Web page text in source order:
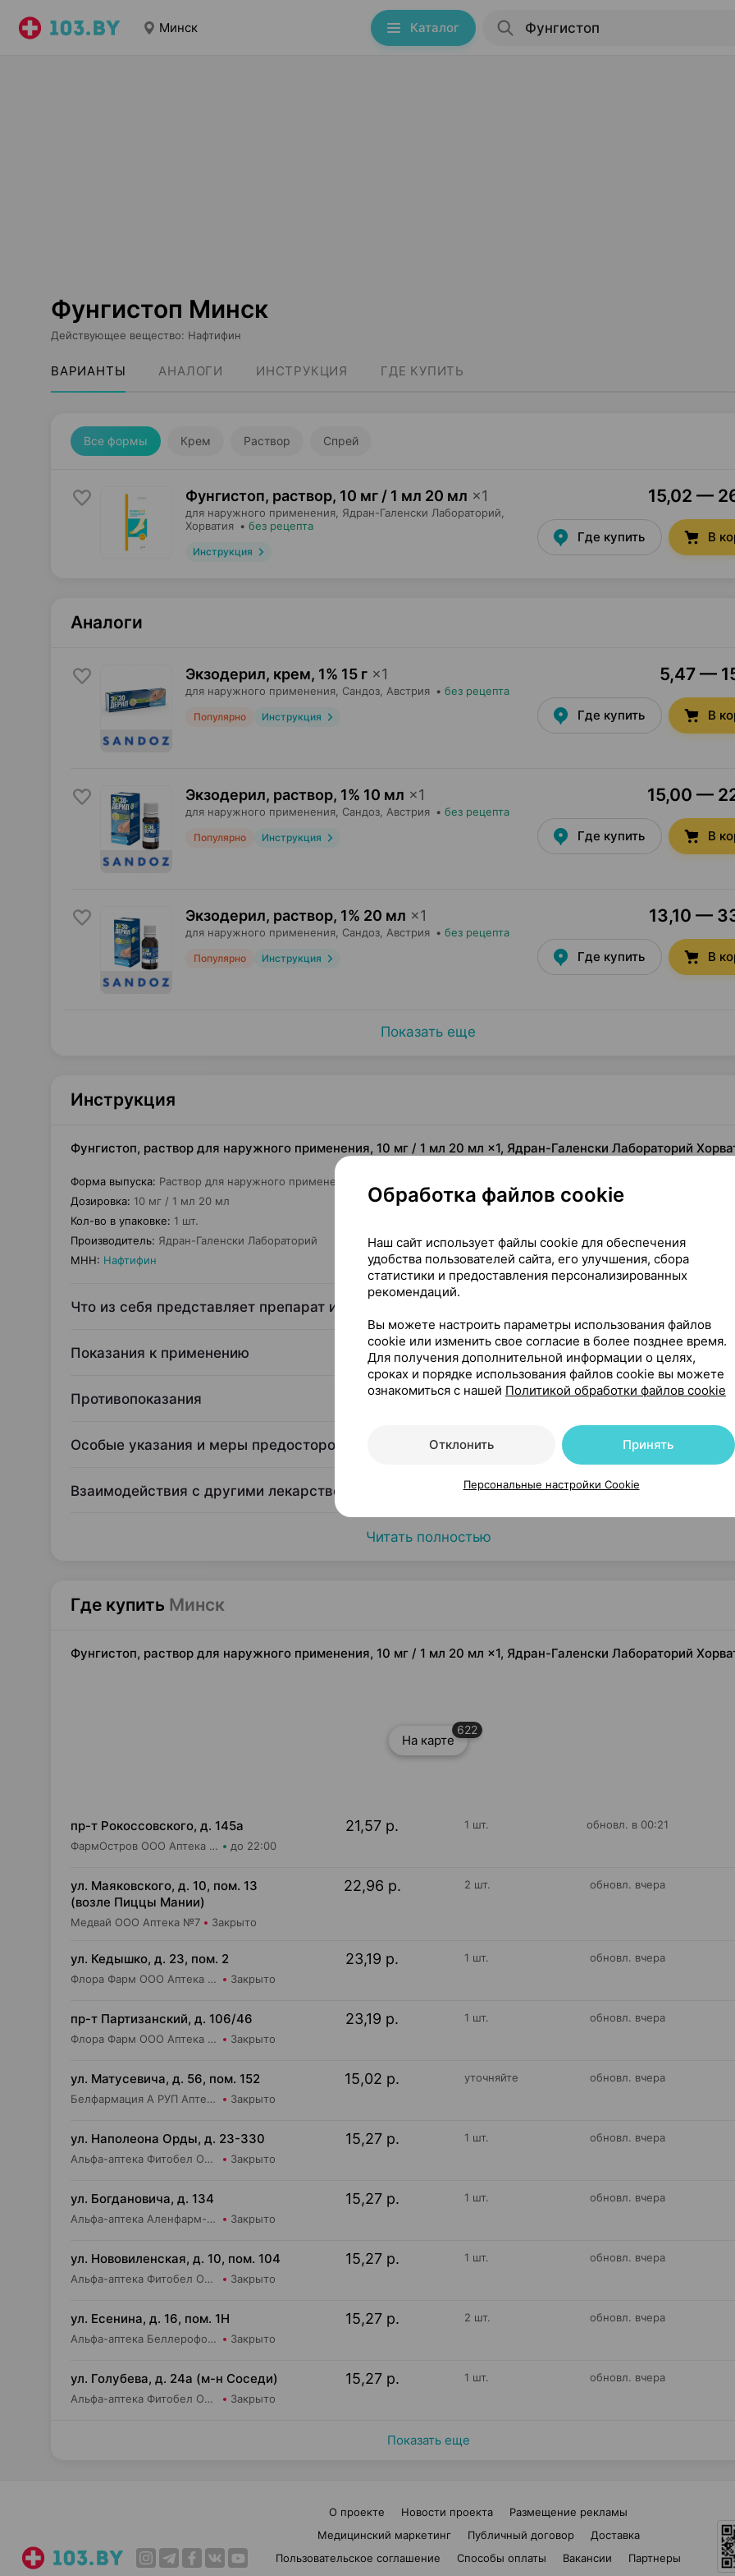
Минск Каталог
Фунгистоп Минск
Действующее вещество: Нафтифин
ВАРИАНТЫ АНАЛОГИ ИНСТРУКЦИЯ ГДЕ КУПИТЬ
Все формы Крем Раствор Спрей
Фунгистоп, раствор, 10 мг / 1 мл 20 мл ×1
для наружного применения, Ядран-Галенски Лабораторий
Хорватия • без рецепта
Инструкция
15,02 —
Где купить В
Аналоги
Экзодерил, крем, 1% 15 г ×1
для наружного применения, Сандоз , Австрия • без рецепта
Популярно Инструкция
5,47 —
Где купить В
Экзодерил, раствор, 1% 10 мл ×1
для наружного применения, Сандоз , Австрия • без рецепта
Популярно Инструкция
15,00 —
Где купить В
Экзодерил, раствор, 1% 20 мл ×1
для наружного применения, Сандоз , Австрия • без рецепта
Популярно Инструкция
13,10 —
Где купить В
Показать еще
Инструкция
Фунгистоп, раствор для наружного применения, 10 мг / 1 мл 20 мл ×1, Ядран-Галенски Лабораторий
Форма выпуска: Раствор для наружного применения
Дозировка: 10 мг / 1 мл 20 мл
Кол-во в упаковке: 1 шт.
Производитель: Ядран-Галенски Лабораторий
МНН: Нафтифин
Что из себя представляет препарат и для чего его применяют
Показания к применению
Противопоказания
Особые указания и меры предосторожности
Взаимодействия с другими лекарственными препаратами
Читать полностью
Где купить Минск
Фунгистоп, раствор для наружного применения, 10 мг / 1 мл 20 мл ×1, Ядран-Галенски Лабораторий
На карте
622
пр-т Рокоссовского, д. 145а
ФармОстров ООО Аптека №9 на Рокоссовского до 22:00
21,57 р. 1 шт. обновл. в 00:21
ул. Маяковского, д. 10, пом. 13
(возле Пиццы Мании)
Медвай ООО Аптека №7 Закрыто
22,96 р. 2 шт. обновл. вчера
ул. Кедышко, д. 23, пом. 2
Флора Фарм ООО Аптека №21 Закрыто
23,19 р. 1 шт. обновл. вчера
пр-т Партизанский, д. 106/46
Флора Фарм ООО Аптека №20 Закрыто
23,19 р. 1 шт. обновл. вчера
ул. Матусевича, д. 56, пом. 152
Белфармация А РУП Аптека №68 Закрыто
15,02 р. уточняйте обновл. вчера
ул. Наполеона Орды, д. 23-330
Альфа-аптека Фитобел ООО Аптека №10 Закрыто
15,27 р. 1 шт. обновл. вчера
ул. Богдановича, д. 134
Альфа-аптека Аленфарм-Плюс ОДО Аптека №17 Закрыто
15,27 р. 1 шт. обновл. вчера
ул. Нововиленская, д. 10, пом. 104
Альфа-аптека Фитобел ООО Аптека №17 Закрыто
15,27 р. 1 шт. обновл. вчера
ул. Есенина, д. 16, пом. 1Н
Альфа-аптека Беллерофон ООО Аптека №3 Закрыто
15,27 р. 2 шт. обновл. вчера
ул. Голубева, д. 24а (м-н Соседи)
Альфа-аптека Фитобел ООО Аптека №44 Закрыто
15,27 р. 1 шт. обновл. вчера
Показать еще
О проекте Новости проекта
Размещение рекламы
Медицинский маркетинг
Публичный договор
Доставка
Пользовательское соглашение
Способы оплаты Вакансии
Партнеры
Обработка файлов cookie
Наш сайт использует файлы cookie для обеспечения
удобства пользователей сайта, его улучшения, сбора
статистики и предоставления персонализированных
рекомендаций.
Вы можете настроить параметры использования файлов
cookie или изменить свое согласие в более позднее время.
Для получения дополнительной информации о целях,
сроках и порядке использования файлов cookie вы можете
ознакомиться с нашей Политикой обработки файлов cookie
Отклонить Принять
Персональные настройки Cookie